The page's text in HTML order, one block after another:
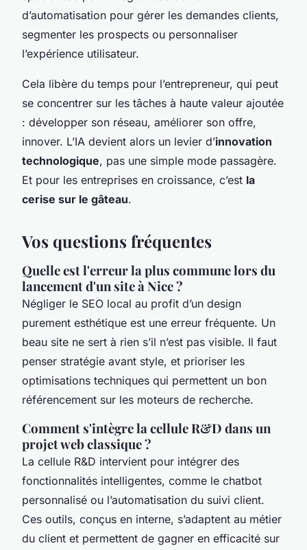
d’automatisation pour gérer les demandes clients,
segmenter les prospects ou personnaliser
l’expérience utilisateur.
Cela libère du temps pour l’entrepreneur, qui peut
se concentrer sur les tâches à haute valeur ajoutée
: développer son réseau, améliorer son offre,
innover. L’IA devient alors un levier d’innovation
technologique, pas une simple mode passagère.
Et pour les entreprises en croissance, c’est la
cerise sur le gâteau.
Vos questions fréquentes
Quelle est l'erreur la plus commune lors du
lancement d'un site à Nice ?
Négliger le SEO local au profit d’un design
purement esthétique est une erreur fréquente. Un
beau site ne sert à rien s’il n’est pas visible. Il faut
penser stratégie avant style, et prioriser les
optimisations techniques qui permettent un bon
référencement sur les moteurs de recherche.
Comment s'intègre la cellule R&D dans un
projet web classique ?
La cellule R&D intervient pour intégrer des
fonctionnalités intelligentes, comme le chatbot
personnalisé ou l’automatisation du suivi client.
Ces outils, conçus en interne, s’adaptent au métier
du client et permettent de gagner en efficacité sur